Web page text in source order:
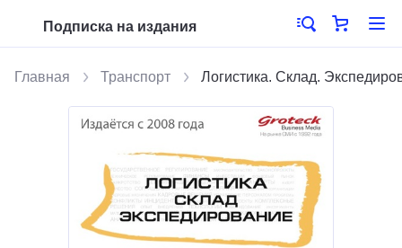
Подписка на издания
Главная Транспорт Логистика. Склад.